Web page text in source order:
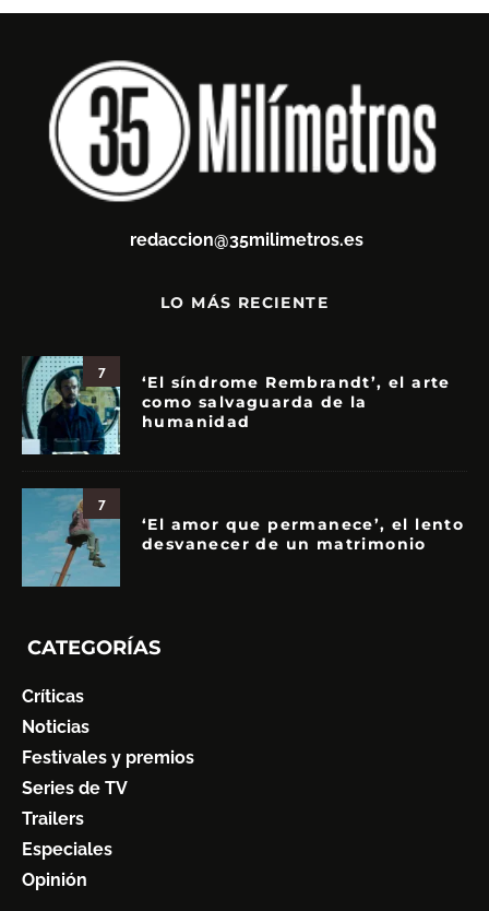
redaccion@35milimetros.es
LO MÁS RECIENTE
7
‘El síndrome Rembrandt’, el arte
como salvaguarda de la
humanidad
7
‘El amor que permanece’, el lento
desvanecer de un matrimonio
CATEGORÍAS
Críticas
Noticias
Festivales y premios
Series de TV
Trailers
Especiales
Opinión